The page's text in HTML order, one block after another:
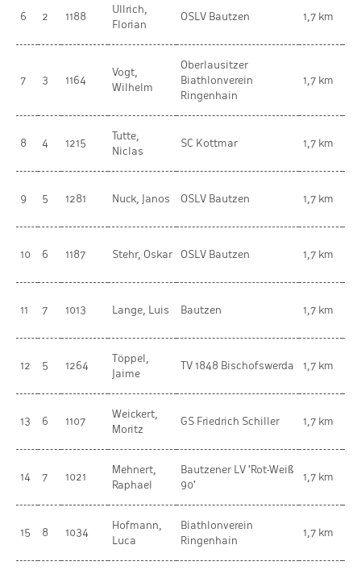
6 2 1188
Ullrich,
Florian
OSLV Bautzen 1,7 km
7 3 1164
Vogt,
Wilhelm
Oberlausitzer
Biathlonverein
Ringenhain
1,7 km
8 4 1215
Tutte,
Niclas
SC Kottmar 1,7 km
9 5 1281 Nuck, Janos OSLV Bautzen 1,7 km
10 6 1187 Stehr, Oskar OSLV Bautzen 1,7 km
11 7 1013 Lange, Luis Bautzen 1,7 km
12 5 1264
Töppel,
Jaime
TV 1848 Bischofswerda 1,7 km
13 6 1107
Weickert,
Moritz
GS Friedrich Schiller 1,7 km
14 7 1021
Mehnert,
Raphael
Bautzener LV 'Rot-Weiß
90'
1,7 km
15 8 1034
Hofmann,
Luca
Biathlonverein
Ringenhain
1,7 km